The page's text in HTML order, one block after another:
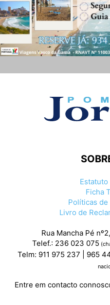
Ficha
Políticas
Livro de
Rua Mancha Pé
Telef.: 236 023 075
Telm: 911 975 237 | 965
Entre em contacto